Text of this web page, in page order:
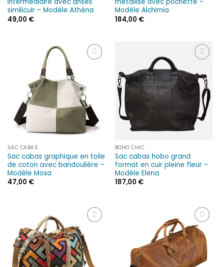
intermédiaire avec anses
similicuir – Modèle Athéna
49,00 €
métallisé avec pochette –
Modèle Alchimia
184,00 €
d’envies
SAC CABAS
Sac cabas graphique en toile
de coton avec bandoulière –
Modèle Mosa
47,00 €
à la liste
d’envies
BOHO CHIC
Sac cabas hobo grand
format en cuir pleine fleur –
Modèle Elena
187,00 €
Ajouter
à la liste
d’envies
Ajouter
à la liste
d’envies